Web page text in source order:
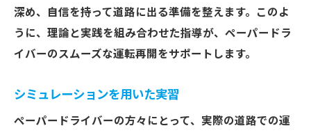
深め、自信を持って道路に出る準備を整えます。このよ
うに、理論と実践を組み合わせた指導が、ペーパードラ
イバーのスムーズな運転再開をサポートします。
シミュレーションを用いた実習
ペーパードライバーの方々にとって、実際の道路での運